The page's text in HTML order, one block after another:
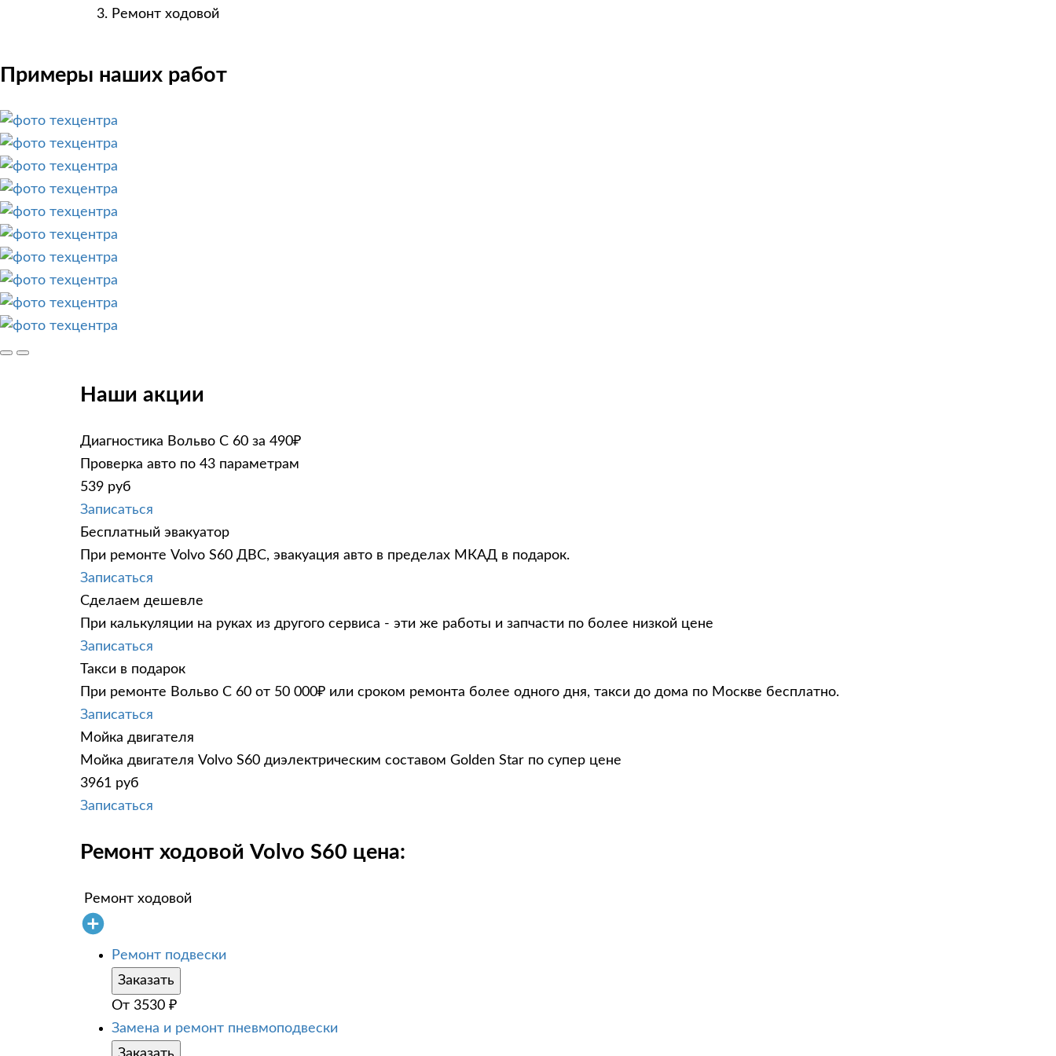
Ремонт ходовой
Примеры наших работ
Наши акции
Диагностика Вольво С 60 за 490₽
Проверка авто по 43 параметрам
539 руб
Записаться
Бесплатный эвакуатор
При ремонте Volvo S60 ДВС, эвакуация авто в пределах МКАД в подарок.
Записаться
Сделаем дешевле
При калькуляции на руках из другого сервиса - эти же работы и запчасти по более низкой цене
Записаться
Такси в подарок
При ремонте Вольво С 60 от 50 000₽ или сроком ремонта более одного дня, такси до дома по Москве бесплатно.
Записаться
Мойка двигателя
Мойка двигателя Volvo S60 диэлектрическим составом Golden Star по супер цене
3961 руб
Записаться
Ремонт ходовой Volvo S60 цена:
Ремонт ходовой
Ремонт подвески
Заказать
От 3530 ₽
Замена и ремонт пневмоподвески